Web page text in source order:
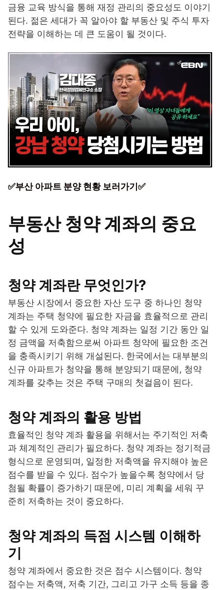
금융 교육 방식을 통해 재정 관리의 중요성도 이야기
된다. 젊은 세대가 꼭 알아야 할 부동산 및 주식 투자
전략을 이해하는 데 큰 도움이 될 것이다.
✅부산 아파트 분양 현황 보러가기✅
부동산 청약 계좌의 중요
성
청약 계좌란 무엇인가?
부동산 시장에서 중요한 자산 도구 중 하나인 청약
계좌는 주택 청약에 필요한 자금을 효율적으로 관리
할 수 있게 도와준다. 청약 계좌는 일정 기간 동안 일
정 금액을 저축함으로써 아파트 청약에 필요한 조건
을 충족시키기 위해 개설된다. 한국에서는 대부분의
신규 아파트가 청약을 통해 분양되기 때문에, 청약
계좌를 갖추는 것은 주택 구매의 첫걸음이 된다.
청약 계좌의 활용 방법
효율적인 청약 계좌 활용을 위해서는 주기적인 저축
과 체계적인 관리가 필요하다. 청약 계좌는 정기적금
형식으로 운영되며, 일정한 저축액을 유지해야 높은
점수를 받을 수 있다. 점수가 높을수록 청약에서 당
첨될 확률이 증가하기 때문에, 미리 계획을 세워 꾸
준히 저축하는 것이 중요하다.
청약 계좌의 득점 시스템 이해하
기
청약 계좌에서 중요한 것은 점수 시스템이다. 청약
점수는 저축액, 저축 기간, 그리고 가구 소득 등을 종